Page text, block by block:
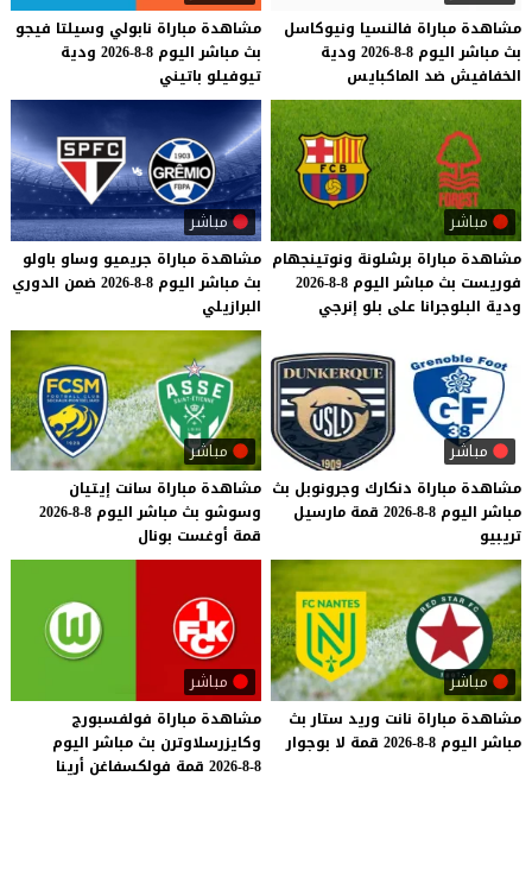
مشاهدة مباراة فالنسيا ونيوكاسل
بث مباشر اليوم 8-8-2026
ودية
الخفافيش ضد الماكبايس
مشاهدة مباراة نابولي وسيلتا فيجو
بث مباشر اليوم 8-8-2026
ودية
تيوفيلو باتيني
مباشر
مشاهدة مباراة برشلونة ونوتينجهام
فوريست بث مباشر اليوم 8-8-2026
ودية البلوجرانا على بلو إنرجي
مباشر
مشاهدة مباراة جريميو وساو باولو
بث مباشر اليوم 8-8-2026 ضمن الدوري
البرازيلي
مباشر
مشاهدة مباراة دنكارك وجرونوبل بث
مباشر اليوم 8-8-2026 قمة مارسيل
تريبيو
مباشر
مشاهدة مباراة سانت إيتيان
وسوشو بث مباشر اليوم 8-8-2026
قمة أوغست بونال
مباشر
مشاهدة مباراة نانت وريد ستار بث
مباشر اليوم 8-8-2026 قمة لا بوجوار
مباشر
مشاهدة مباراة فولفسبورج
وكايزرسلاوترن بث مباشر اليوم
8-8-2026
قمة فولكسفاغن أرينا